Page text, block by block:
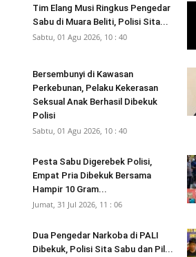
Tim Elang Musi Ringkus Pengedar
Sabu di Muara Beliti, Polisi Sita...
Sabtu, 01 Agu 2026, 10 : 40
Bersembunyi di Kawasan
Perkebunan, Pelaku Kekerasan
Seksual Anak Berhasil Dibekuk
Polisi
Sabtu, 01 Agu 2026, 10 : 40
Pesta Sabu Digerebek Polisi,
Empat Pria Dibekuk Bersama
Hampir 10 Gram...
Jumat, 31 Jul 2026, 11 : 06
Dua Pengedar Narkoba di PALI
Dibekuk, Polisi Sita Sabu dan Pil...